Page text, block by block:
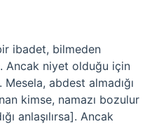
ibadet, bilmeden
Ancak niyet olduğu için
abdest almadığı
kimse, namazı bozulur
anlaşılırsa]. Ancak